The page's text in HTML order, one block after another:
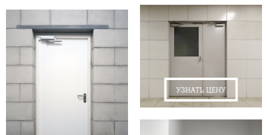
УЗНАТЬ ЦЕНУ